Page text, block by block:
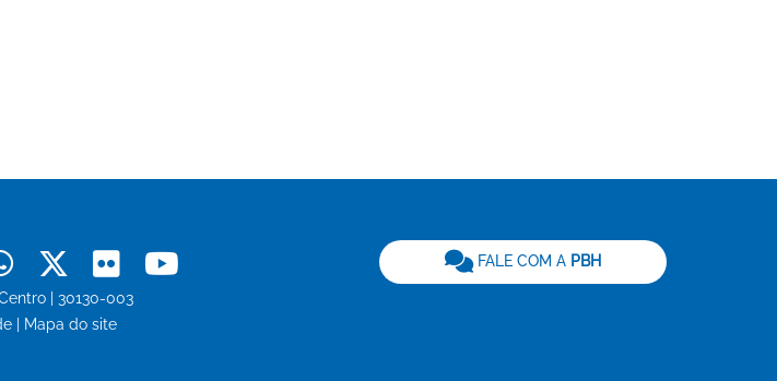
Whatsapp
X Flickr
| 30130-003
Mapa do site
FALE COM A PBH